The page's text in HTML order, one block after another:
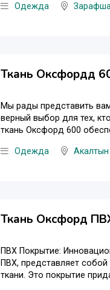
Одежда
Ткань Оксфордд
Мы рады представить
верный выбор для тех,
ткань Оксфорд 600
Одежда Акалтын
Ткань Оксфорд
ПВХ Покрытие:
ПВХ, представляет
ткани. Это покрытие